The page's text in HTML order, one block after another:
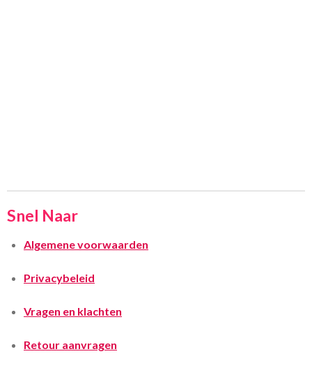
Snel Naar
Algemene voorwaarden
Privacybeleid
Vragen en klachten
Retour aanvragen